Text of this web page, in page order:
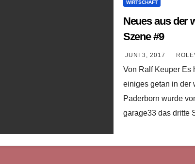
WIRTSCHAFT
Neues aus der
Szene #9
JUNI 3, 2017
Von Ralf Keuper Es
einiges getan in der
Paderborn wurde
garage33 das dritte